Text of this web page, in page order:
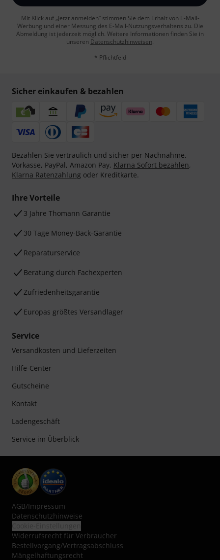
Mit Klick auf „Jetzt anmelden“ stimmen Sie dem Erhalt von E-Mail-
Werbung und einer Messung des E-Mail-Nutzungsverhaltens zu. Die
Abmeldung ist jederzeit möglich. Weitere Informationen finden Sie in
unseren Datenschutzhinweisen.
* Pflichtfeld
Sicher einkaufen & bezahlen
Bezahlen Sie vertraulich und sicher per Nachnahme,
Vorkasse, PayPal, Amazon Pay, Klarna Sofort bezahlen,
Klarna Ratenzahlung oder Kreditkarte.
Ihre Vorteile
3 Jahre Thomann Garantie
30 Tage Money-Back-Garantie
Reparaturservice
Beratung durch Fachexperten
Zufriedenheitsgarantie
Europas größtes Versandlager
Service
Versandkosten und Lieferzeiten
Hilfe-Center
Gutscheine
Kontakt
Ladengeschäft
Service im Überblick
AGB/Impressum
Datenschutzhinweise
Widerrufsrecht für Verbraucher
Bestellvorgang/Vertragsabschluss
Mängelhaftungsrecht